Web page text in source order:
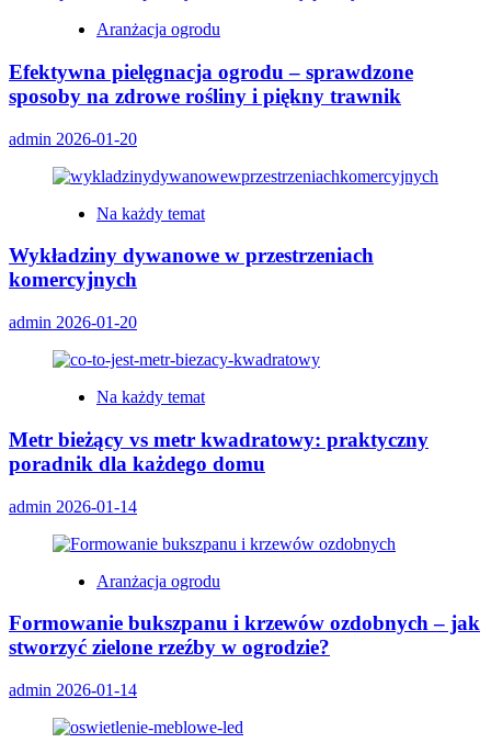
Aranżacja ogrodu
Efektywna pielęgnacja ogrodu – sprawdzone
sposoby na zdrowe rośliny i piękny trawnik
admin 2026-01-20
Na każdy temat
Wykładziny dywanowe w przestrzeniach
komercyjnych
admin 2026-01-20
Na każdy temat
Metr bieżący vs metr kwadratowy: praktyczny
poradnik dla każdego domu
admin 2026-01-14
Aranżacja ogrodu
Formowanie bukszpanu i krzewów ozdobnych – jak
stworzyć zielone rzeźby w ogrodzie?
admin 2026-01-14